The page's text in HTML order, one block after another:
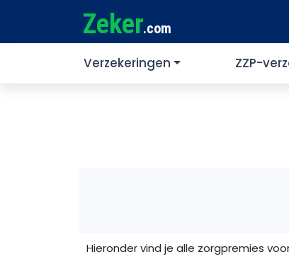
Zeker.com
Verzekeringen ZZP-
Hieronder vind je alle zorgpremies